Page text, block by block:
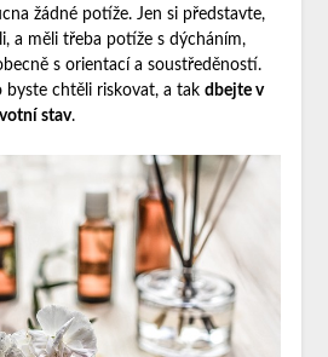
žádné potíže. Jen si představte,
a měli třeba potíže s dýcháním,
s orientací a soustředěností.
byste chtěli riskovat, a tak dbejte v
stav.